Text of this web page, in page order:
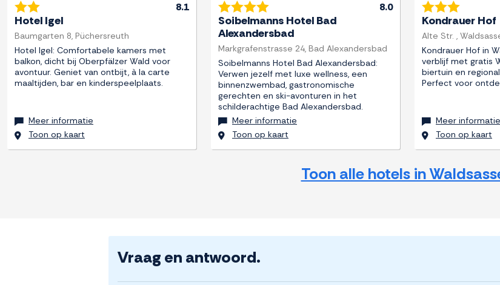
8.1
Hotel Igel
Baumgarten 8, Püchersreuth
Hotel Igel: Comfortabele kamers met
balkon, dicht bij Oberpfälzer Wald voor
avontuur. Geniet van ontbijt, à la carte
maaltijden, bar en kinderspeelplaats.
Meer informatie
Toon op kaart
8.0
Soibelmanns Hotel Bad
Alexandersbad
Markgrafenstrasse 24, Bad Alexandersbad
Soibelmanns Hotel Bad Alexandersbad:
Verwen jezelf met luxe wellness, een
binnenzwembad, gastronomische
gerechten en ski-avonturen in het
schilderachtige Bad Alexandersbad.
Meer informatie
Toon op kaart
Kondrauer Hof
Alte Str. ,
Kondrauer Hof in
verblijf met gratis
biertuin en
Perfect voor
Meer informatie
Toon op kaart
Toon alle hotels in
Vraag en antwoord.